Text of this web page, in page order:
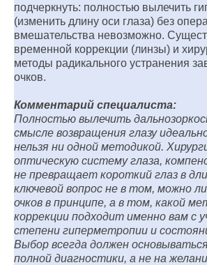
подчеркнуть: полностью вылечить
(изменить длину оси глаза) без
вмешательства невозможно.
временной коррекции (линзы) и
методы радикального устранения
очков.
Комментарий специалиста:
Полностью вылечить
смысле возвращения глазу
нельзя ни одной методикой.
оптическую систему глаза,
не превращает короткий глаз в
ключевой вопрос не в том, можно
очков в принципе, а в том, какой
коррекции подходит именно вам с
степени гиперметропии и
Выбор всегда должен
полной диагностики, а не на